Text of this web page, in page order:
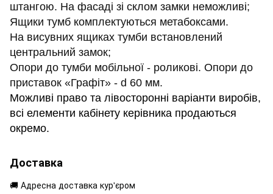
штангою. На фасаді зі склом замки неможливі;
Ящики тумб комплектуються метабоксами.
На висувних ящиках тумби встановлений
центральний замок;
Опори до тумби мобільної - роликові. Опори до
приставок «Графіт» - d 60 мм.
Можливі право та лівосторонні варіанти виробів,
всі елементи кабінету керівника продаються
окремо.
Доставка
🚚 Адресна доставка кур'єром